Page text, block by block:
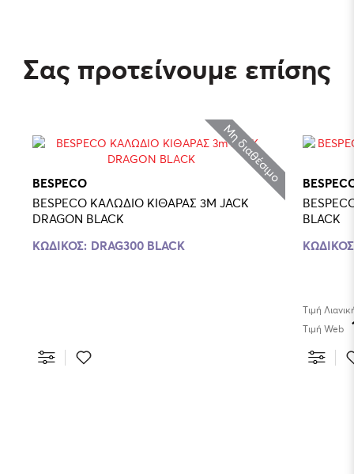
Σας προτείνουμε επίσης
Μη διαθέσιμο
BESPECO
BESPECO ΚΑΛΩΔΙΟ ΚΙΘΑΡΑΣ 3M JACK
DRAGON BLACK
ΚΩΔΙΚΟΣ: DRAG300 BLACK
BLACK
Τιμή
Τιμή Web